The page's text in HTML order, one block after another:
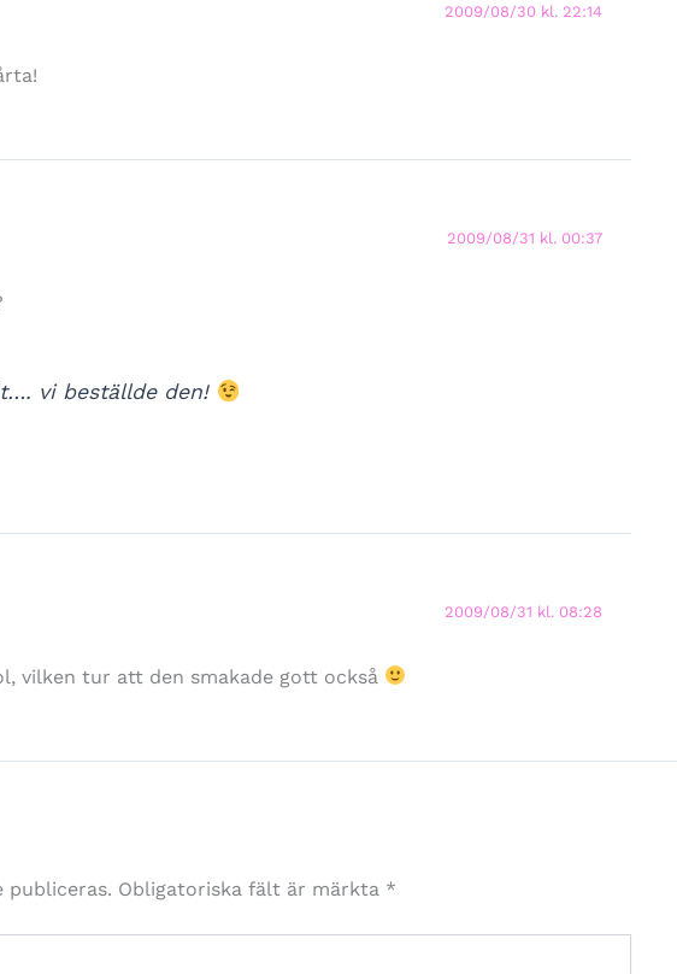
2009/08/30 kl. 22:14
2009/08/31 kl. 00:37
vi beställde den!
2009/08/31 kl. 08:28
vilken tur att den smakade gott också
publiceras. Obligatoriska fält är märkta *